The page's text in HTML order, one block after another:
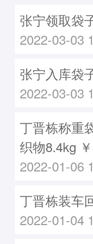
张宁领取袋
2022-03-03
张宁入库袋
2022-03-03
丁晋栋称重
织物8.4kg
2022-01-06
丁晋栋装车
2022-01-04